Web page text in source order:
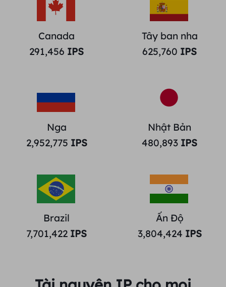
Canada
291,456 IPS
Tây ban nha
625,760 IPS
Nga
2,952,775 IPS
Nhật Bản
480,893 IPS
Brazil
7,701,422 IPS
Ấn Độ
3,804,424 IPS